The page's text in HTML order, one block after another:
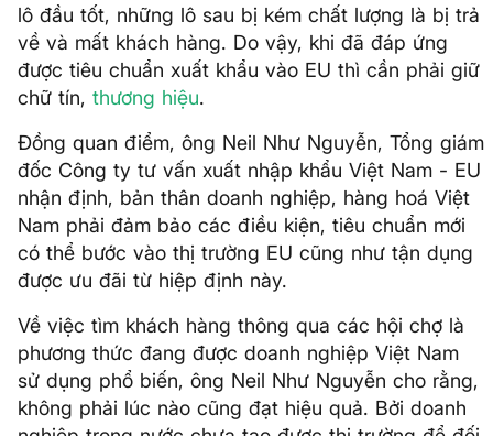
lô đầu tốt, những lô sau bị kém chất lượng là bị trả
về và mất khách hàng. Do vậy, khi đã đáp ứng
được tiêu chuẩn xuất khẩu vào EU thì cần phải giữ
chữ tín, thương hiệu.
Đồng quan điểm, ông Neil Như Nguyễn, Tổng giám
đốc Công ty tư vấn xuất nhập khẩu Việt Nam - EU
nhận định, bản thân doanh nghiệp, hàng hoá Việt
Nam phải đảm bảo các điều kiện, tiêu chuẩn mới
có thể bước vào thị trường EU cũng như tận dụng
được ưu đãi từ hiệp định này.
Về việc tìm khách hàng thông qua các hội chợ là
phương thức đang được doanh nghiệp Việt Nam
sử dụng phổ biến, ông Neil Như Nguyễn cho rằng,
không phải lúc nào cũng đạt hiệu quả. Bởi doanh